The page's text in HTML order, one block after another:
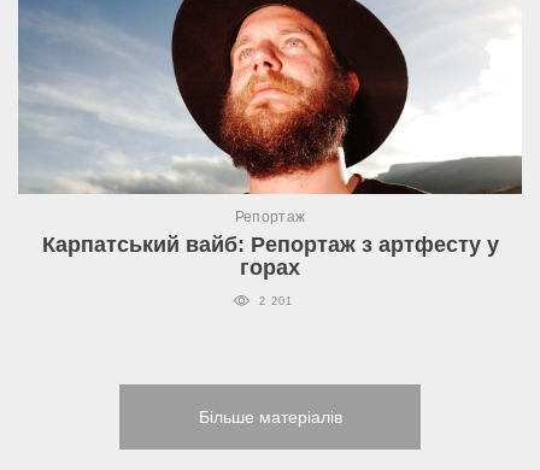
Репортаж
Карпатський вайб: Репортаж з артфесту у
горах
2 201
Більше матеріалів